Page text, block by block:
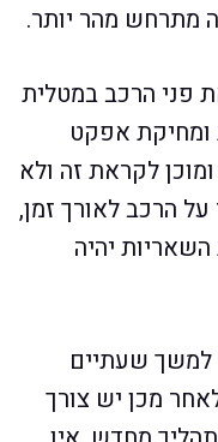
מתרחש מהר יותר.
פני הרכב במטלית
ומחיקת אפקט
לקראת זה ולא
הרכב לאורך זמן,
יהיה
למשך שעתיים
מכן יש צורך